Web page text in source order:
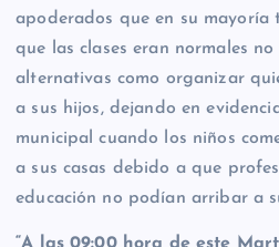
apoderados que en su
que las clases eran normales
alternativas como organizar
a sus hijos, dejando en
municipal cuando los niños
a sus casas debido a que
educación no podían arribar a